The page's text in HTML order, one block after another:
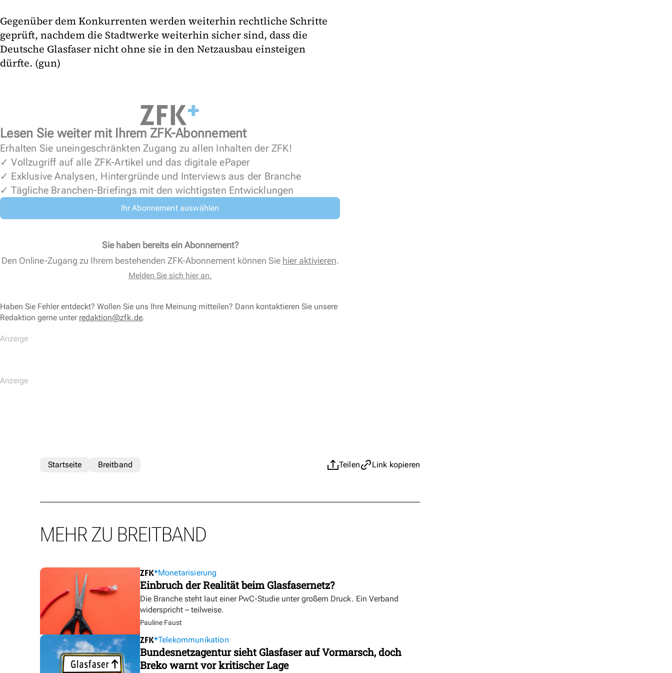
Gegenüber dem Konkurrenten werden weiterhin rechtliche Schritte
geprüft, nachdem die Stadtwerke weiterhin sicher sind, dass die
Deutsche Glasfaser nicht ohne sie in den Netzausbau einsteigen
dürfte. (gun)
Lesen Sie weiter mit Ihrem ZFK-Abonnement
Erhalten Sie uneingeschränkten Zugang zu allen Inhalten der ZFK!
✓ Vollzugriff auf alle ZFK-Artikel und das digitale ePaper
✓ Exklusive Analysen, Hintergründe und Interviews aus der Branche
✓ Tägliche Branchen-Briefings mit den wichtigsten Entwicklungen
Ihr Abonnement auswählen
Sie haben bereits ein Abonnement?
Den Online-Zugang zu Ihrem bestehenden ZFK-Abonnement können Sie hier aktivieren.
Melden Sie sich hier an.
Haben Sie Fehler entdeckt? Wollen Sie uns Ihre Meinung mitteilen? Dann kontaktieren Sie unsere
Redaktion gerne unter redaktion@zfk.de.
Teilen Link kopieren
Startseite Breitband
MEHR ZU BREITBAND
Monetarisierung
Einbruch der Realität beim Glasfasernetz?
Die Branche steht laut einer PwC-Studie unter großem Druck. Ein Verband
widerspricht – teilweise.
Pauline Faust
Telekommunikation
Bundesnetzagentur sieht Glasfaser auf Vormarsch, doch
Breko warnt vor kritischer Lage